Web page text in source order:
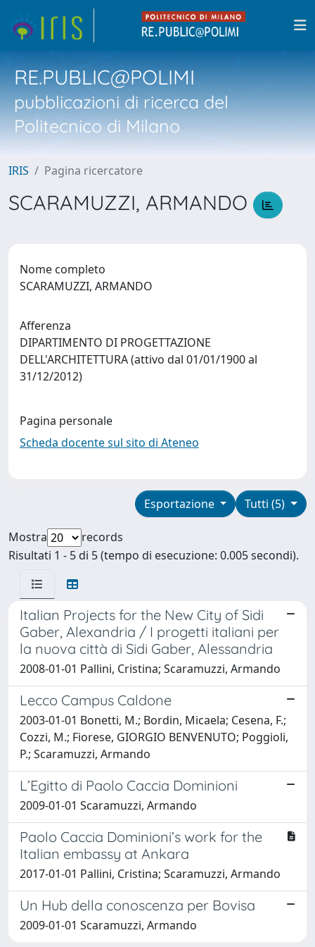
RE.PUBLIC@POLIMI
pubblicazioni di ricerca del
Politecnico di Milano
IRIS Pagina ricercatore
SCARAMUZZI, ARMANDO
Nome completo
SCARAMUZZI, ARMANDO
Afferenza
DIPARTIMENTO DI PROGETTAZIONE
DELL'ARCHITETTURA (attivo dal 01/01/1900 al
31/12/2012)
Pagina personale
Scheda docente sul sito di Ateneo
Tutti (5)
Esportazione
Mostra
records
Risultati 1 - 5 di 5 (tempo di esecuzione: 0.005 secondi).
Italian Projects for the New City of Sidi
Gaber, Alexandria / I progetti italiani per
la nuova città di Sidi Gaber, Alessandria
2008-01-01 Pallini, Cristina; Scaramuzzi, Armando
Lecco Campus Caldone
2003-01-01 Bonetti, M.; Bordin, Micaela; Cesena, F.;
Cozzi, M.; Fiorese, GIORGIO BENVENUTO; Poggioli,
P.; Scaramuzzi, Armando
L’Egitto di Paolo Caccia Dominioni
2009-01-01 Scaramuzzi, Armando
Paolo Caccia Dominioni’s work for the
Italian embassy at Ankara
2017-01-01 Pallini, Cristina; Scaramuzzi, Armando
Un Hub della conoscenza per Bovisa
2009-01-01 Scaramuzzi, Armando